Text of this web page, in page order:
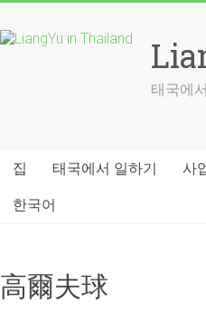
태국에
집 태국에서 일하기 사
한국어
高爾夫球